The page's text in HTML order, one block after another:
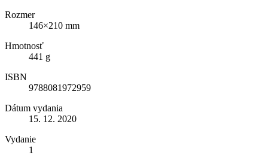
Rozmer
146×210 mm
Hmotnosť
441 g
ISBN
9788081972959
Dátum vydania
15. 12. 2020
Vydanie
1